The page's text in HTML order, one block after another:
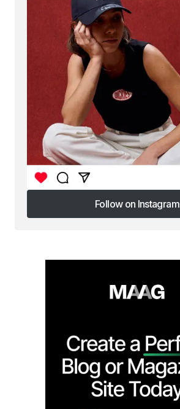
Follow on Instagram
Follow on Instagram